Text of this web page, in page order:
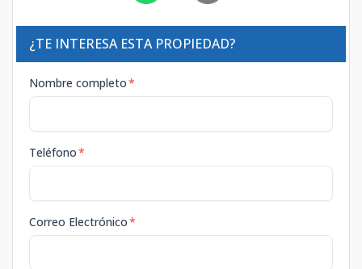
¿TE INTERESA ESTA PROPIEDAD?
Nombre completo*
Teléfono*
Correo Electrónico*